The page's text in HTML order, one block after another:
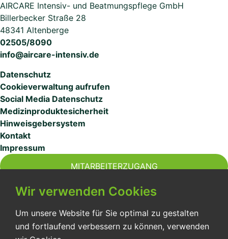
AIRCARE Intensiv- und Beatmungspflege GmbH
Billerbecker Straße 28
48341 Altenberge
02505/8090
info@aircare-intensiv.de
Datenschutz
Cookieverwaltung aufrufen
Social Media Datenschutz
Medizinproduktesicherheit
Hinweisgebersystem
Kontakt
Impressum
MITARBEITERZUGANG
Seit 2015 sichern wir für unsere Patient*innen eine
Wir verwenden Cookies
Um unsere Website für Sie optimal zu gestalten
und fortlaufend verbessern zu können, verwenden